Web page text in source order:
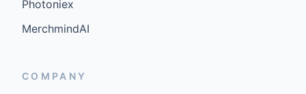
Photoniex
MerchmindAI
COMPANY